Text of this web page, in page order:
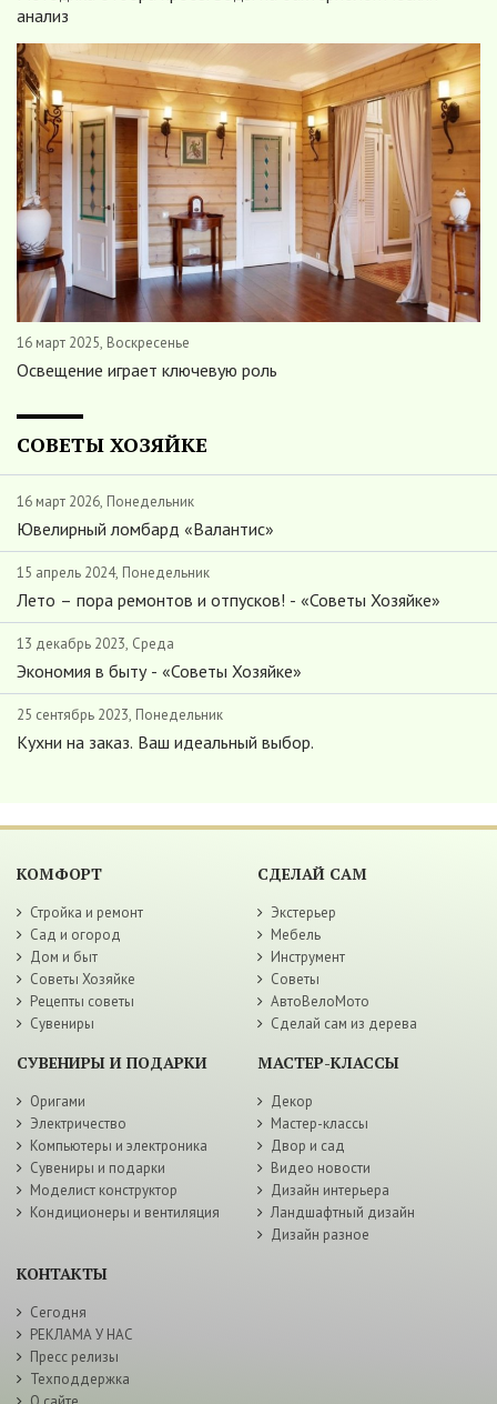
анализ
16 март 2025, Воскресенье
Освещение играет ключевую роль
СОВЕТЫ ХОЗЯЙКЕ
16 март 2026, Понедельник
Ювелирный ломбард «Валантис»
15 апрель 2024, Понедельник
Лето – пора ремонтов и отпусков! - «Советы Хозяйке»
13 декабрь 2023, Среда
Экономия в быту - «Советы Хозяйке»
25 сентябрь 2023, Понедельник
Кухни на заказ. Ваш идеальный выбор.
КОМФОРТ
Стройка и ремонт
Сад и огород
Дом и быт
Советы Хозяйке
Рецепты советы
Сувениры
СДЕЛАЙ САМ
Экстерьер
Мебель
Инструмент
Советы
АвтоВелоМото
Сделай сам из дерева
СУВЕНИРЫ И ПОДАРКИ
Оригами
Электричество
Компьютеры и электроника
Сувениры и подарки
Моделист конструктор
Кондиционеры и вентиляция
МАСТЕР-КЛАССЫ
Декор
Мастер-классы
Двор и сад
Видео новости
Дизайн интерьера
Ландшафтный дизайн
Дизайн разное
КОНТАКТЫ
Сегодня
РЕКЛАМА У НАС
Пресс релизы
Техподдержка